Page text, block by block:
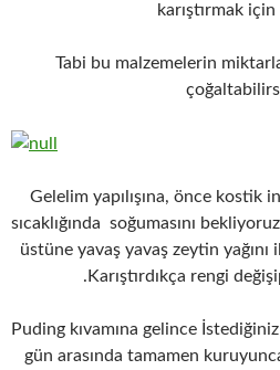
karıştırmak
Tabi bu malzemelerin
Gelelim yapılışına, önce kostik
sıcaklığında soğumasını
üstüne yavaş yavaş zeytin yağını
.Karıştırdıkça rengi
Puding kıvamına gelince
gün arasında tamamen